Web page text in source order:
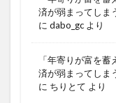
済が弱まってしま
に dabo_gc より
「年寄りが富を
済が弱まってしま
に ちりとて より